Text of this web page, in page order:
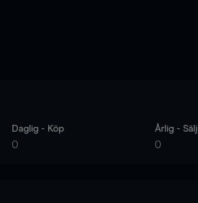
Daglig - Köp
0
Årlig - Sälj
0